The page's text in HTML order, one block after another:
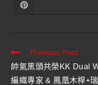
Previous Post
帥氣黑頭共榮KK Dual
編織專家 & 鳳凰木桿+